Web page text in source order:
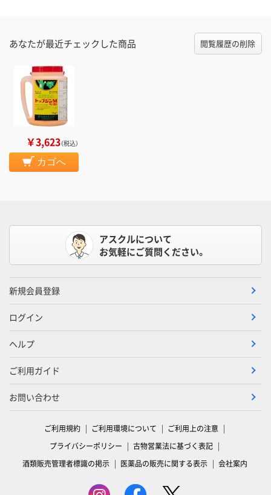
あなたが最近チェックした商品 閲覧履歴の削除
￥3,623（税込）
カゴへ
アスクルについて
お気軽にご質問ください。
新規会員登録
ログイン
ヘルプ
ご利用ガイド
お問い合わせ
ご利用規約 ご利用環境について
ご利用上の注意
プライバシーポリシー
古物営業法に基づく表記
酒類販売管理者標識の掲示
医薬品の販売に関する表示 会社案内